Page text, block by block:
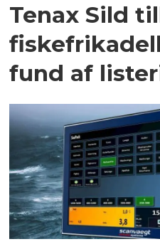
Tenax Sild
fund af